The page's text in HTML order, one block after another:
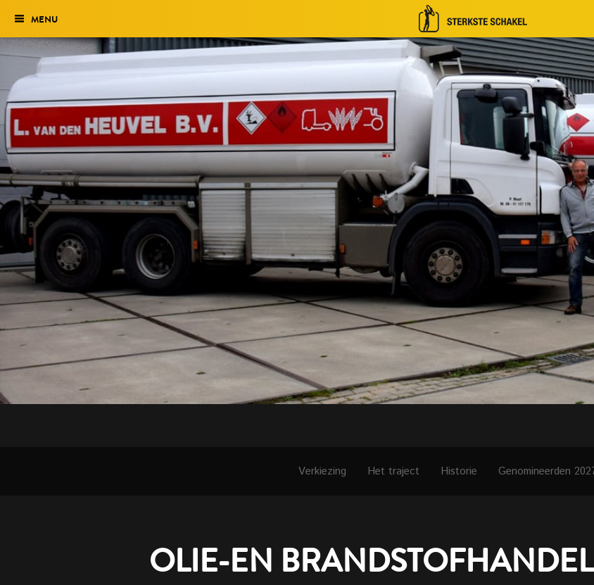
Verkiezing
Het traject
Historie
Genomineerden 2027
Uitslag 2026
MENU
Verkiezing Het traject Historie Genomineerden
OLIE-EN